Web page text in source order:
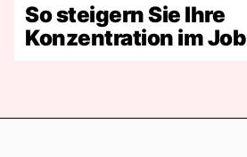
So steigern Sie Ihre
Konzentration im Job